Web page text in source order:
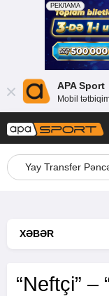
APA Sport
Mobil
Yay Transfer
XƏBƏR
“Neftçi” –